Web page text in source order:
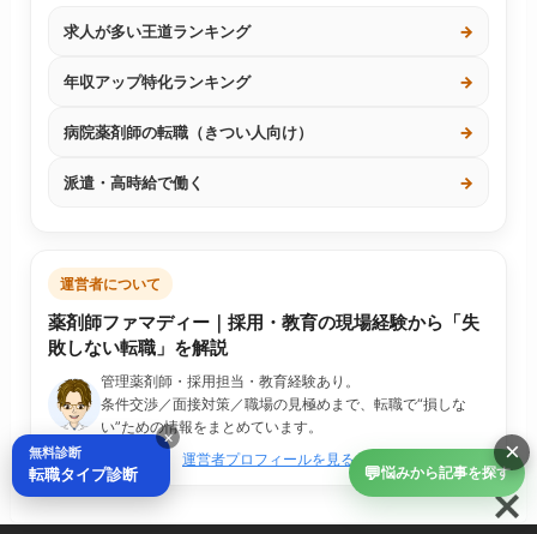
求人が多い王道ランキング →
年収アップ特化ランキング →
病院薬剤師の転職（きつい人向け） →
派遣・高時給で働く →
運営者について
薬剤師ファマディー｜採用・教育の現場経験から「失
敗しない転職」を解説
管理薬剤師・採用担当・教育経験あり。
条件交渉／面接対策／職場の見極めまで、転職で“損しな
い”ための情報をまとめています。
運営者プロフィールを見る
💬悩みから記事を探す
×
×
無料診断
転職タイプ診断